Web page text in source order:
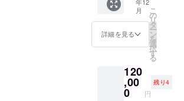
選択時
に希望
のサイ
ズを
Lの中か
択くだ
さい。
＋まさ
のよう
な内容
の記事
にする
ビュー
形式 、
面白お
スの普
及活動
につい
て、ス
ライド
を利用
演致し
ます。
ソフト
テニス
月
詳細を見る
こ
の
リ
タ
ー
ン
を
選
択
す
る
120
,00
0 円
残り4